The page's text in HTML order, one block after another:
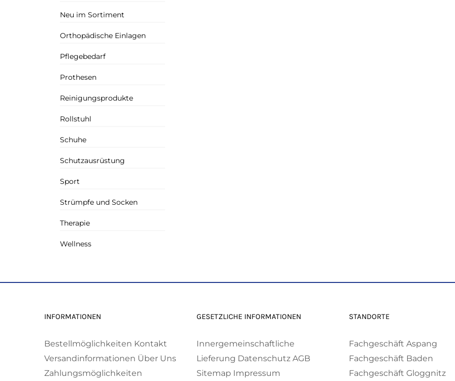
Neu im Sortiment
Orthopädische Einlagen
Pflegebedarf
Prothesen
Reinigungsprodukte
Rollstuhl
Schuhe
Schutzausrüstung
Sport
Strümpfe und Socken
Therapie
Wellness
INFORMATIONEN
Bestellmöglichkeiten Kontakt
Versandinformationen Über Uns
Zahlungsmöglichkeiten
GESETZLICHE INFORMATIONEN
Innergemeinschaftliche
Lieferung Datenschutz AGB
Sitemap Impressum
STANDORTE
Fachgeschäft Aspang
Fachgeschäft Baden
Fachgeschäft Gloggnitz